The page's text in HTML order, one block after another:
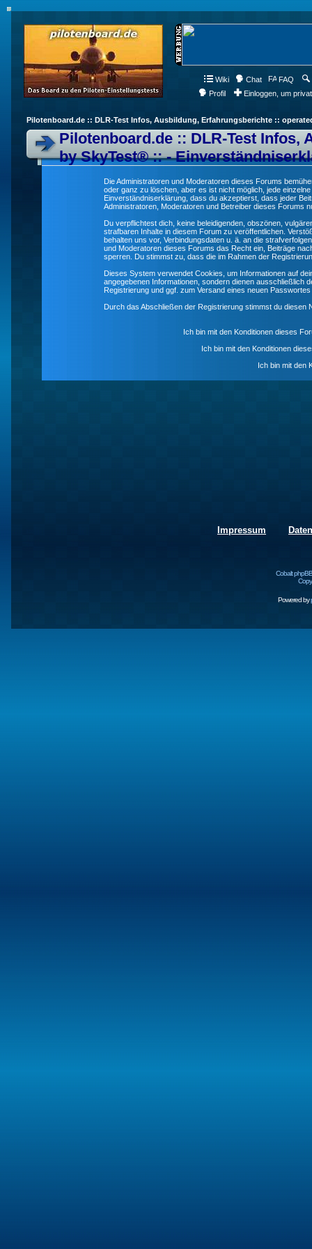
Wiki Chat FAQ
Profil
Einloggen, um
Pilotenboard.de :: DLR-Test Infos, Ausbildung, Erfahrungsberichte ::
Pilotenboard.de :: DLR-Test
by SkyTest® :: -
Die Administratoren und Moderatoren dieses Forums
oder ganz zu löschen, aber es ist nicht möglich, jede
Einverständniserklärung, dass du akzeptierst, dass jeder
Administratoren, Moderatoren und Betreiber dieses Forums
Du verpflichtest dich, keine beleidigenden, obszönen,
strafbaren Inhalte in diesem Forum zu veröffentlichen.
behalten uns vor, Verbindungsdaten u. ä. an die
und Moderatoren dieses Forums das Recht ein, Beiträge
sperren. Du stimmst zu, dass die im Rahmen der
Dieses System verwendet Cookies, um Informationen auf
angegebenen Informationen, sondern dienen ausschließlich
Registrierung und ggf. zum Versand eines neuen
Durch das Abschließen der Registrierung stimmst du diesen
Ich bin mit den Konditionen dieses
Ich bin mit den Konditionen
Ich bin mit den
Impressum
Cobalt
Powered by